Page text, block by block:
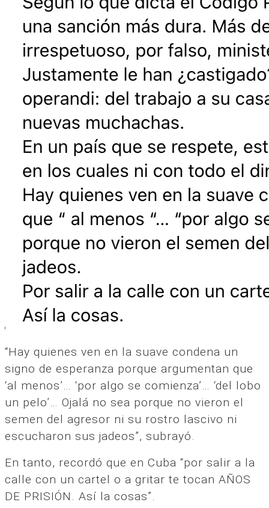
“Hay quienes ven en la suave condena un
signo de esperanza porque argumentan que
‘al menos’… ‘por algo se comienza’… ‘del lobo
un pelo’… Ojalá no sea porque no vieron el
semen del agresor ni su rostro lascivo ni
escucharon sus jadeos”, subrayó.
En tanto, recordó que en Cuba “por salir a la
calle con un cartel o a gritar te tocan AÑOS
DE PRISIÓN. Así la cosas”.